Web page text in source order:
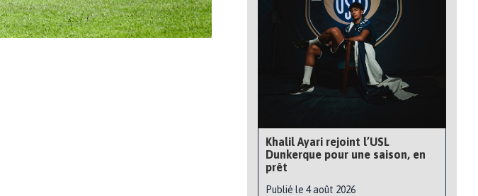
Khalil Ayari rejoint l’USL
Dunkerque pour une saison, en
prêt
Publié le 4 août 2026